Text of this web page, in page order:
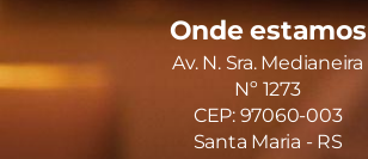
Onde estamos
Av. N. Sra. Medianeira
Nº 1273
CEP: 97060-003
Santa Maria - RS